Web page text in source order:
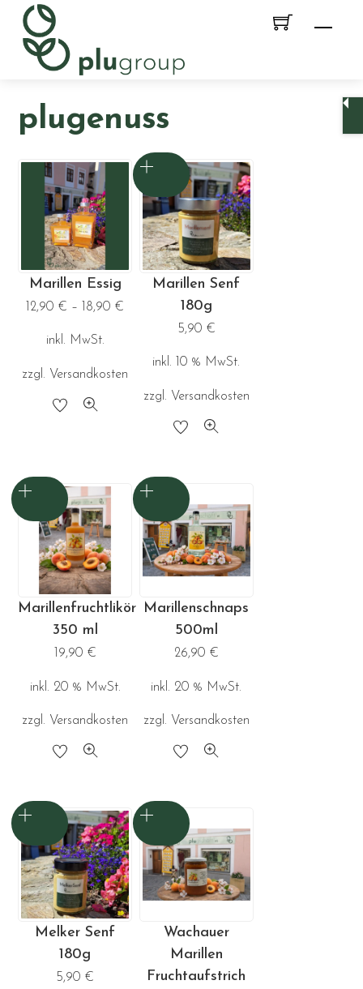
Skip
content
plugenuss
Marillen Essig
12,90 € – 18,90 €
inkl. MwSt.
zzgl. Versandkosten
Dieses
mehrere
Varianten
auf.
Die
Optionen
können
auf
der
gewählt
werden
Marillen Senf
180g
5,90 €
inkl. 10 % MwSt.
zzgl. Versandkosten
Marillenfruchtlikör
350 ml
19,90 €
inkl. 20 % MwSt.
zzgl. Versandkosten
Marillenschnaps
500ml
26,90 €
inkl. 20 % MwSt.
zzgl. Versandkosten
Melker Senf
180g
5,90 €
Wachauer
Marillen
Fruchtaufstrich